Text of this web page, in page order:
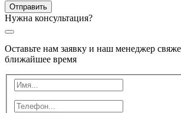
Отправить
Нужна консультация?
Оставьте нам заявку и наш менеджер
ближайшее время